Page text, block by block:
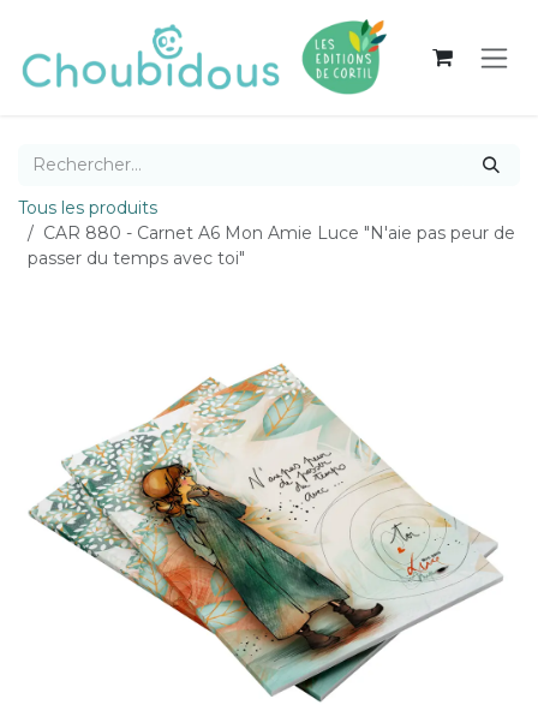
Tous les produits
CAR 880 - Carnet A6 Mon Amie Luce "N'aie pas peur de
passer du temps avec toi"